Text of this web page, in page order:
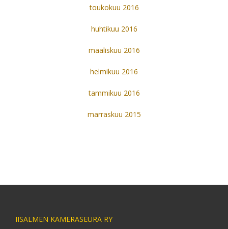
toukokuu 2016
huhtikuu 2016
maaliskuu 2016
helmikuu 2016
tammikuu 2016
marraskuu 2015
IISALMEN KAMERASEURA RY